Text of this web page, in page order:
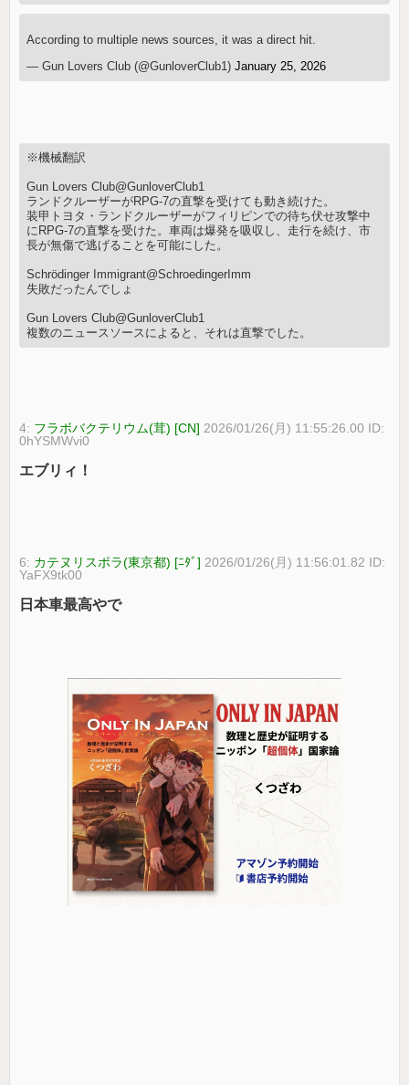
According to multiple news sources, it was a direct hit.
— Gun Lovers Club (@GunloverClub1)January 25, 2026
※機械翻訳
Gun Lovers Club@GunloverClub1
ランドクルーザーがRPG-7の直撃を受けても動き続けた。
装甲トヨタ・ランドクルーザーがフィリピンでの待ち伏せ攻撃中
にRPG-7の直撃を受けた。車両は爆発を吸収し、走行を続け、市
長が無傷で逃げることを可能にした。
Schrödinger Immigrant@SchroedingerImm
失敗だったんでしょ
Gun Lovers Club@GunloverClub1
複数のニュースソースによると、それは直撃でした。
4: フラボバクテリウム(茸) [CN] 2026/01/26(月) 11:55:26.00 ID:
0hYSMWvi0
エブリィ！
6: カテヌリスポラ(東京都) [ﾆﾀﾞ] 2026/01/26(月) 11:56:01.82 ID:
YaFX9tk00
日本車最高やで